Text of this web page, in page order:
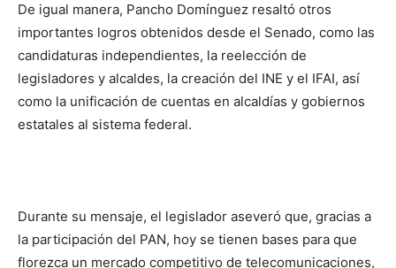
De igual manera, Pancho Domínguez resaltó otros
importantes logros obtenidos desde el Senado, como las
candidaturas independientes, la reelección de
legisladores y alcaldes, la creación del INE y el IFAI, así
como la unificación de cuentas en alcaldías y gobiernos
estatales al sistema federal.
Durante su mensaje, el legislador aseveró que, gracias a
la participación del PAN, hoy se tienen bases para que
florezca un mercado competitivo de telecomunicaciones,